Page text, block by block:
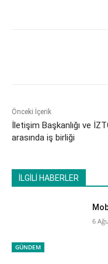
Önceki İçerik
İletişim Başkanlığı ve
arasında iş birliği
İLGİLİ HABERLER
GÜNDEM
6